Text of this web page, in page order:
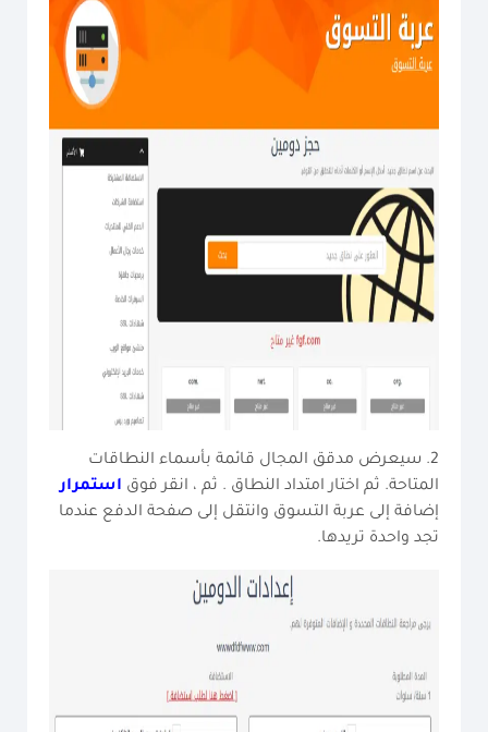
2. سيعرض مدقق المجال قائمة بأسماء النطاقات
المتاحة. ثم اختار امتداد النطاق . ثم ، انقر فوقاستمرار
إضافة إلى عربة التسوق وانتقل إلى صفحة الدفع عندما
تجد واحدة تريدها.